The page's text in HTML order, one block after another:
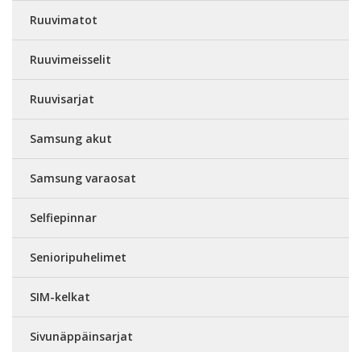
Ruuvimatot
Ruuvimeisselit
Ruuvisarjat
Samsung akut
Samsung varaosat
Selfiepinnar
Senioripuhelimet
SIM-kelkat
Sivunäppäinsarjat